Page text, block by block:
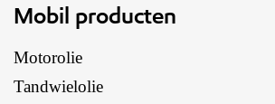
Mobil producten
Motorolie
Tandwielolie